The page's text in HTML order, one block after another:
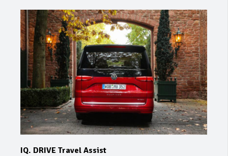
IQ. DRIVE Travel Assist